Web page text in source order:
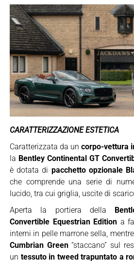
CARATTERIZZAZIONE ESTETICA
Caratterizzata da un corpo-vettura
la Bentley Continental GT
è dotata di pacchetto opzionale
che comprende una serie di
lucido, tra cui griglia, uscite di
Aperta la portiera della
Convertible Equestrian Edition a
interni in pelle marrone sella,
Cumbrian Green“staccano” sul
un tessuto in tweed trapuntato a